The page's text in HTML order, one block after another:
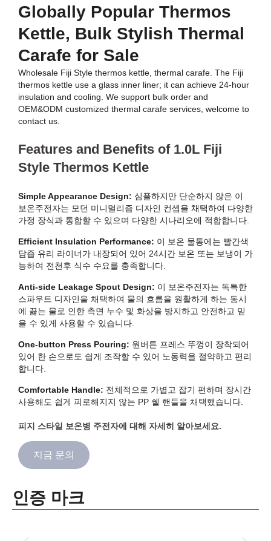
Globally Popular Thermos
Kettle, Bulk Stylish Thermal
Carafe for Sale
Wholesale Fiji Style thermos kettle, thermal carafe. The Fiji
thermos kettle use a glass inner liner; it can achieve 24-hour
insulation and cooling. We support bulk order and
OEM&ODM customized thermal carafe services, welcome to
contact us.
Features and Benefits of 1.0L Fiji
Style Thermos Kettle
Simple Appearance Design: 심플하지만 단순하지 않은 이
보온주전자는 모던 미니멀리즘 디자인 컨셉을 채택하여 다양한
가정 장식과 통합할 수 있으며 다양한 시나리오에 적합합니다.
Efficient Insulation Performance: 이 보온 물통에는 빨간색
담즙 유리 라이너가 내장되어 있어 24시간 보온 또는 보냉이 가
능하여 전천후 식수 수요를 충족합니다.
Anti-side Leakage Spout Design: 이 보온주전자는 독특한
스파우트 디자인을 채택하여 물의 흐름을 원활하게 하는 동시
에 끓는 물로 인한 측면 누수 및 화상을 방지하고 안전하고 믿
을 수 있게 사용할 수 있습니다.
One-button Press Pouring: 원버튼 프레스 뚜껑이 장착되어
있어 한 손으로도 쉽게 조작할 수 있어 노동력을 절약하고 편리
합니다.
Comfortable Handle: 전체적으로 가볍고 잡기 편하며 장시간
사용해도 쉽게 피로해지지 않는 PP 쉘 핸들을 채택했습니다.
피지 스타일 보온병 주전자에 대해 자세히 알아보세요.
지금 문의
인증 마크